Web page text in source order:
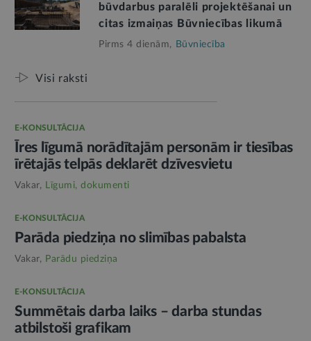
būvdarbus paralēli projektēšanai un
citas izmaiņas Būvniecības likumā
Pirms 4 dienām, Būvniecība
Visi raksti
E-KONSULTĀCIJA
Īres līgumā norādītajām personām ir tiesības
īrētajās telpās deklarēt dzīvesvietu
Vakar, Līgumi, dokumenti
E-KONSULTĀCIJA
Parāda piedziņa no slimības pabalsta
Vakar, Parādu piedziņa
E-KONSULTĀCIJA
Summētais darba laiks – darba stundas
atbilstoši grafikam